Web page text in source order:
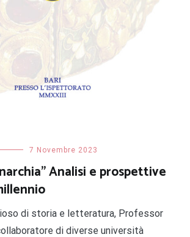
7 Novembre 2023
Analisi e prospettive
di storia e letteratura, Professor
di diverse università